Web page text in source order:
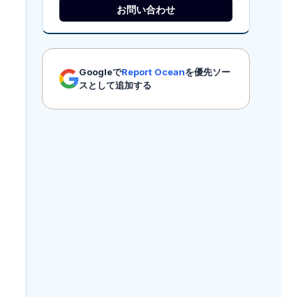
お問い合わせ
GoogleでReport Oceanを優先ソー
スとして追加する